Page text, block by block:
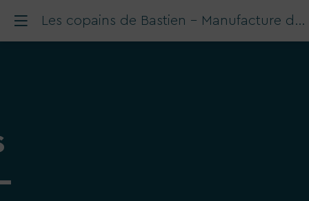
Les copains de Bastien - Manufacture de chocolats à Paris - Chocolatier Solidaire - Entreprise à Mission